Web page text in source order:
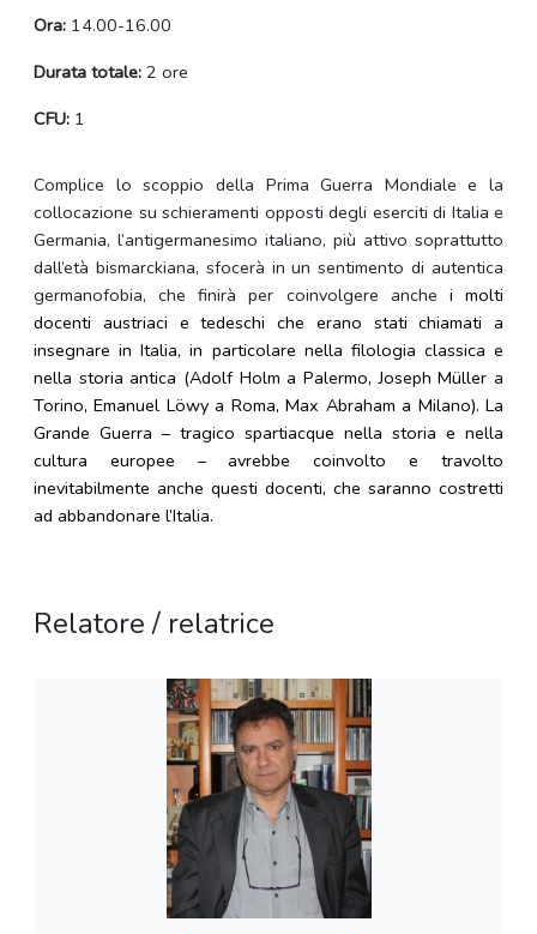
Ora: 14.00-16.00
Durata totale: 2 ore
CFU: 1
Complice lo scoppio della Prima Guerra Mondiale e la
collocazione su schieramenti opposti degli eserciti di Italia e
Germania, l’antigermanesimo italiano, più attivo soprattutto
dall’età bismarckiana, sfocerà in un sentimento di autentica
germanofobia, che finirà per coinvolgere anche i molti
docenti austriaci e tedeschi che erano stati chiamati a
insegnare in Italia, in particolare nella filologia classica e
nella storia antica (Adolf Holm a Palermo, Joseph Müller a
Torino, Emanuel Löwy a Roma, Max Abraham a Milano). La
Grande Guerra – tragico spartiacque nella storia e nella
cultura europee – avrebbe coinvolto e travolto
inevitabilmente anche questi docenti, che saranno costretti
ad abbandonare l’Italia.
Relatore / relatrice